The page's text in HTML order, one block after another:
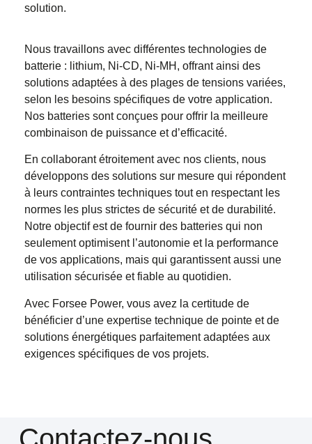
solution.
Nous travaillons avec différentes technologies de
batterie : lithium, Ni-CD, Ni-MH, offrant ainsi des
solutions adaptées à des plages de tensions variées,
selon les besoins spécifiques de votre application.
Nos batteries sont conçues pour offrir la meilleure
combinaison de puissance et d’efficacité.
En collaborant étroitement avec nos clients, nous
développons des solutions sur mesure qui répondent
à leurs contraintes techniques tout en respectant les
normes les plus strictes de sécurité et de durabilité.
Notre objectif est de fournir des batteries qui non
seulement optimisent l’autonomie et la performance
de vos applications, mais qui garantissent aussi une
utilisation sécurisée et fiable au quotidien.
Avec Forsee Power, vous avez la certitude de
bénéficier d’une expertise technique de pointe et de
solutions énergétiques parfaitement adaptées aux
exigences spécifiques de vos projets.